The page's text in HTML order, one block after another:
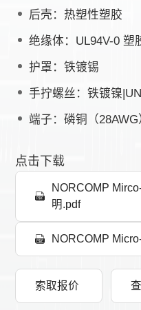
后壳：热塑性塑胶
绝缘体：UL94V-0 塑
护罩：铁镀锡
手拧螺丝：铁镀镍
端子：磷铜（
点击下载
NORCOMP
明.pdf
NORCOMP
索取报价